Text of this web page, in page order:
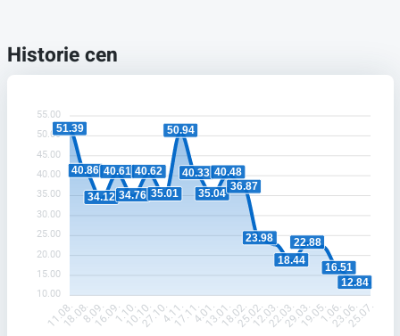
Historie cen
55.00
50.00
45.00
40.00
35.00
30.00
25.00
20.00
15.00
10.00
51.39
40.86
34.12
40.61
34.76
40.62
35.01
50.94
40.33
35.04
40.48
36.87
23.98
18.44
22.88
16.51
12.84
11.08.18.08.8.09.16.09.1.10.10.10.27.10.4.11.17.11.4.01.13.01.18.02.25.02.12.03.22.03.29.03.19.05.1.06.23.06.25.07.